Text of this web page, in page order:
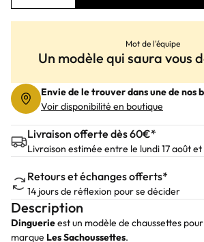
Envie de le trouver dans une de nos
Voir disponibilité en boutique
Livraison offerte dès 60€*
Livraison estimée entre le lundi 17 août
Retours et échanges offerts*
14 jours de réflexion pour se décider
Mot de l'équipe
Un modèle qui saura vous
Description
Dinguerieest un modèle de chaussettes
marque LesSachoussettes.